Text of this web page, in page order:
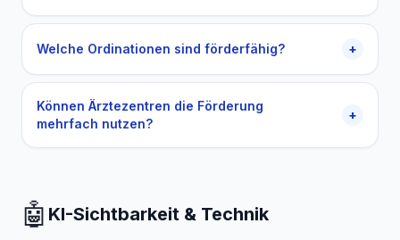
Welche Ordinationen sind förderfähig? +
Können Ärztezentren die Förderung
mehrfach nutzen?
+
🤖 KI-Sichtbarkeit & Technik